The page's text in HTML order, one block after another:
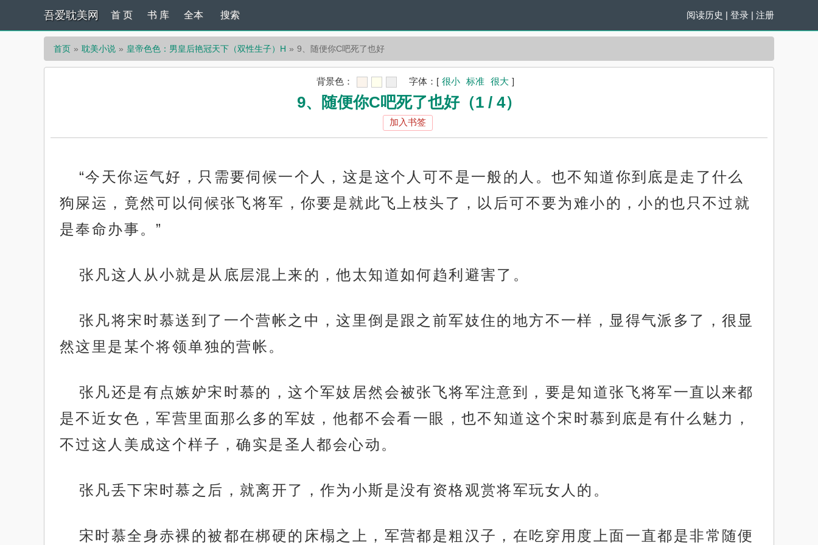
吾爱耽美网 阅读历史 | 登录 | 注册
首 页 书 库 全本 搜索
首页 耽美小说 皇帝色色：男皇后艳冠天下（双性生子）H 9、随便你C吧死了也好
背景色： 字体： [ 很小 标准 很大 ]
9、随便你C吧死了也好（1 / 4）
加入书签
“今天你运气好，只需要伺候一个人，这是这个人可不是一般的人。也不知道你到底是走了什么
狗屎运，竟然可以伺候张飞将军，你要是就此飞上枝头了，以后可不要为难小的，小的也只不过就
是奉命办事。”
张凡这人从小就是从底层混上来的，他太知道如何趋利避害了。
张凡将宋时慕送到了一个营帐之中，这里倒是跟之前军妓住的地方不一样，显得气派多了，很显
然这里是某个将领单独的营帐。
张凡还是有点嫉妒宋时慕的，这个军妓居然会被张飞将军注意到，要是知道张飞将军一直以来都
是不近女色，军营里面那么多的军妓，他都不会看一眼，也不知道这个宋时慕到底是有什么魅力，
不过这人美成这个样子，确实是圣人都会心动。
张凡丢下宋时慕之后，就离开了，作为小斯是没有资格观赏将军玩女人的。
宋时慕全身赤裸的被都在梆硬的床榻之上，军营都是粗汉子，在吃穿用度上面一直都是非常随便